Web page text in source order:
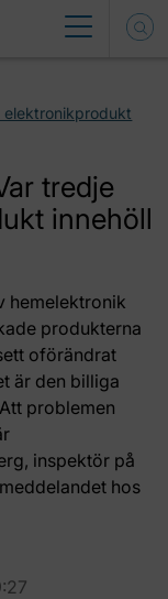
elektronikprodukt
tredje
innehöll
hemelektronik
produkterna
oförändrat
är den billiga
problemen
inspektör på
hos